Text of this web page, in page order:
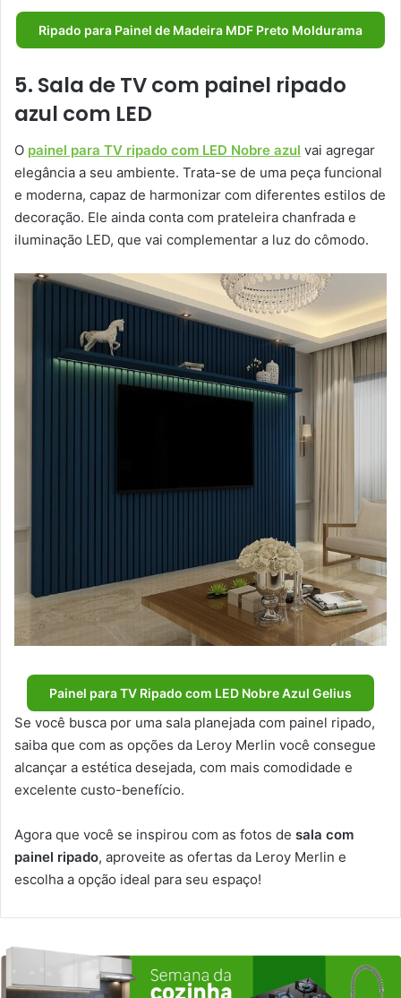
Ripado para Painel de Madeira MDF Preto Moldurama
5. Sala de TV com painel ripado
azul com LED
O painel para TV ripado com LED Nobre azul vai agregar
elegância a seu ambiente. Trata-se de uma peça funcional
e moderna, capaz de harmonizar com diferentes estilos de
decoração. Ele ainda conta com prateleira chanfrada e
iluminação LED, que vai complementar a luz do cômodo.
Painel para TV Ripado com LED Nobre Azul Gelius
Se você busca por uma sala planejada com painel ripado,
saiba que com as opções da Leroy Merlin você consegue
alcançar a estética desejada, com mais comodidade e
excelente custo-benefício.
Agora que você se inspirou com as fotos de sala com
painel ripado, aproveite as ofertas da Leroy Merlin e
escolha a opção ideal para seu espaço!